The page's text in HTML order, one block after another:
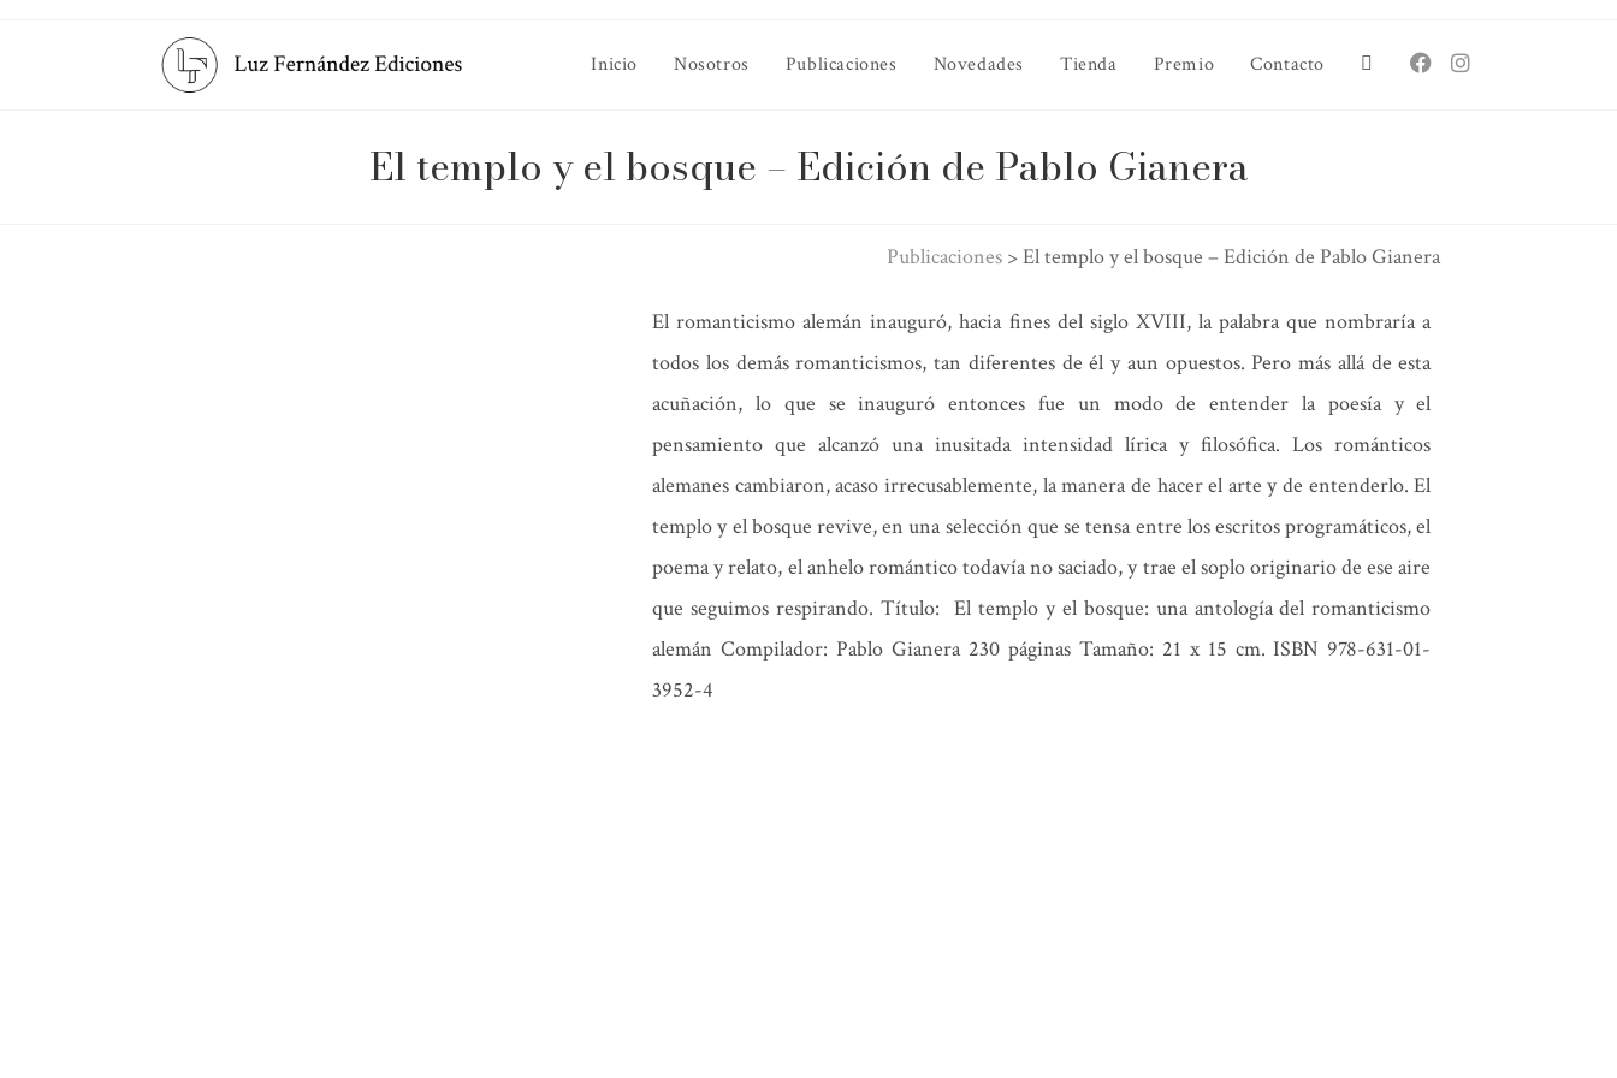
Inicio Nosotros Publicaciones Novedades Tienda Premio Contacto
El templo y el bosque – Edición de Pablo Gianera
Publicaciones >El templo y el bosque – Edición de Pablo Gianera
El romanticismo alemán inauguró, hacia fines del siglo XVIII, la palabra que nombraría a
todos los demás romanticismos, tan diferentes de él y aun opuestos. Pero más allá de esta
acuñación, lo que se inauguró entonces fue un modo de entender la poesía y el
pensamiento que alcanzó una inusitada intensidad lírica y filosófica. Los románticos
alemanes cambiaron, acaso irrecusablemente, la manera de hacer el arte y de entenderlo. El
templo y el bosque revive, en una selección que se tensa entre los escritos programáticos, el
poema y relato, el anhelo romántico todavía no saciado, y trae el soplo originario de ese aire
que seguimos respirando. Título: El templo y el bosque: una antología del romanticismo
alemán Compilador: Pablo Gianera 230 páginas Tamaño: 21 x 15 cm. ISBN 978-631-01-
3952-4